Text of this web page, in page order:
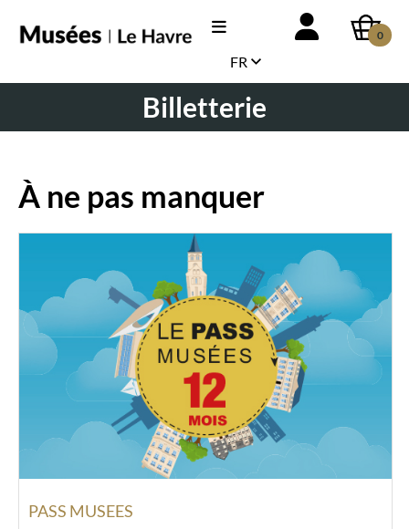
0
FR
Billetterie
À ne pas manquer
PASS MUSEES